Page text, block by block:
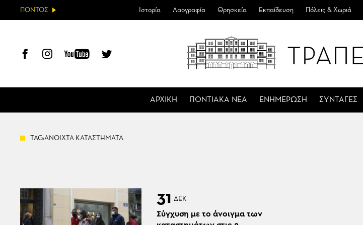
ΠΟΝΤΟΣ Ιστορία Λαογραφία Θρησκεία Εκπαίδευση Πόλεις & Χωριά
ΑΡΧΙΚΗ ΠΟΝΤΙΑΚΑ ΝΕΑ ΕΝΗΜΕΡΩΣΗ ΣΥΝΤΑΓΕΣ
TAG:ΑΝΟΙΧΤΑ ΚΑΤΑΣΤΗΜΑΤΑ
31 ΔΕΚ
Σύγχυση με το άνοιγμα των